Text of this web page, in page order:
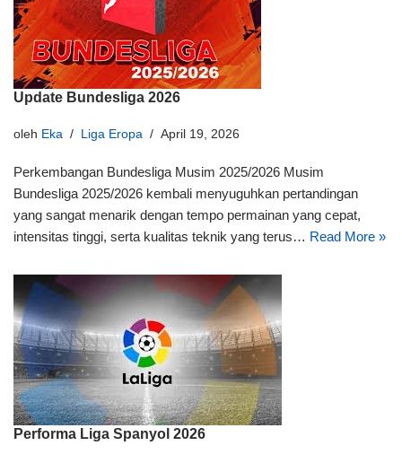
Update Bundesliga 2026
oleh Eka Liga Eropa April 19, 2026
Perkembangan Bundesliga Musim 2025/2026 Musim
Bundesliga 2025/2026 kembali menyuguhkan pertandingan
yang sangat menarik dengan tempo permainan yang cepat,
intensitas tinggi, serta kualitas teknik yang terus… Read More »
Performa Liga Spanyol 2026